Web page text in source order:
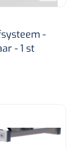
-
- 1 st